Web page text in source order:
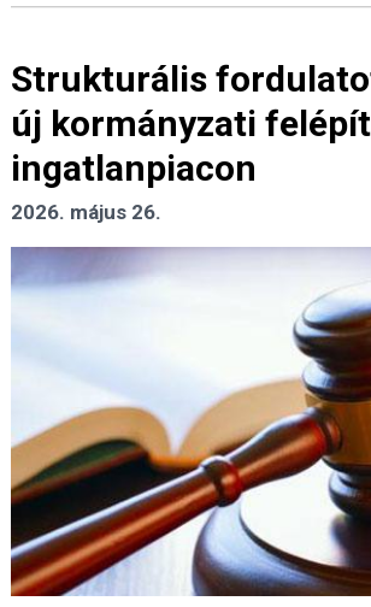
Strukturális
új kormányzati
ingatlanpiacon
2026. május 26.